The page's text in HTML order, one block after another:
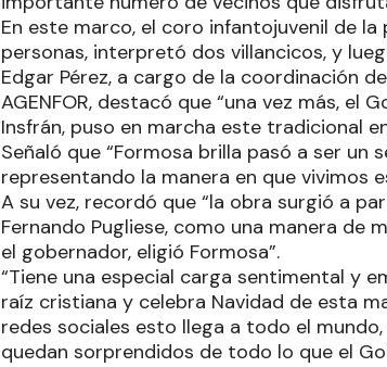
En este marco, el coro infantojuvenil de
personas, interpretó dos villancicos, y
Edgar Pérez, a cargo de la coordinación
AGENFOR, destacó que “una vez más, el
Insfrán, puso en marcha este tradicional
Señaló que “Formosa brilla pasó a ser
representando la manera en que vivimos
A su vez, recordó que “la obra surgió a
Fernando Pugliese, como una manera
el gobernador, eligió Formosa”.
“Tiene una especial carga sentimental y
raíz cristiana y celebra Navidad de esta
redes sociales esto llega a todo el
quedan sorprendidos de todo lo que el